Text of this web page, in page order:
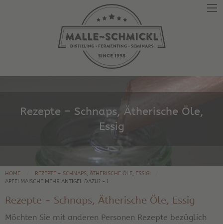
Rezepte – Schnaps, Ätherische Öle,
Essig
HOME
REZEPTE – SCHNAPS, ÄTHERISCHE ÖLE, ESSIG
APFELMAISCHE MEHR ANTIGEL DAZU? -1
Rezepte - Schnaps, Ätherische Öle, Essig
Möchten Sie mit anderen Personen Rezepte bezüglich